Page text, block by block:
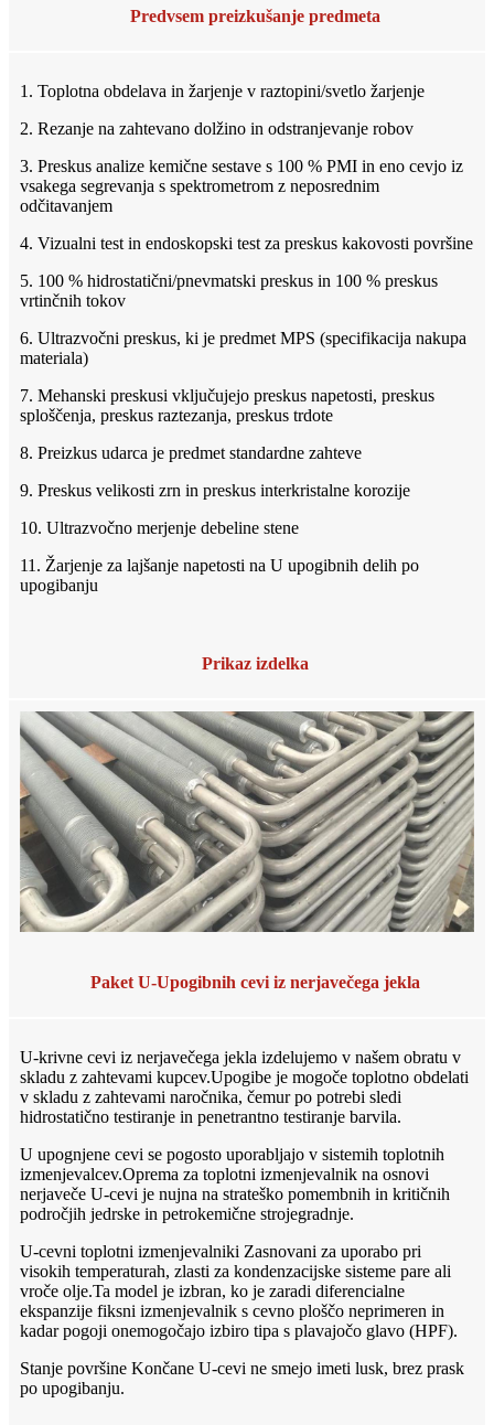
Predvsem preizkušanje predmeta
1. Toplotna obdelava in žarjenje v raztopini/svetlo žarjenje
2. Rezanje na zahtevano dolžino in odstranjevanje robov
3. Preskus analize kemične sestave s 100 % PMI in eno cevjo iz
vsakega segrevanja s spektrometrom z neposrednim
odčitavanjem
4. Vizualni test in endoskopski test za preskus kakovosti površine
5. 100 % hidrostatični/pnevmatski preskus in 100 % preskus
vrtinčnih tokov
6. Ultrazvočni preskus, ki je predmet MPS (specifikacija nakupa
materiala)
7. Mehanski preskusi vključujejo preskus napetosti, preskus
sploščenja, preskus raztezanja, preskus trdote
8. Preizkus udarca je predmet standardne zahteve
9. Preskus velikosti zrn in preskus interkristalne korozije
10. Ultrazvočno merjenje debeline stene
11. Žarjenje za lajšanje napetosti na U upogibnih delih po
upogibanju
Prikaz izdelka
Paket U-Upogibnih cevi iz nerjavečega jekla
U-krivne cevi iz nerjavečega jekla izdelujemo v našem obratu v
skladu z zahtevami kupcev.Upogibe je mogoče toplotno obdelati
v skladu z zahtevami naročnika, čemur po potrebi sledi
hidrostatično testiranje in penetrantno testiranje barvila.
U upognjene cevi se pogosto uporabljajo v sistemih toplotnih
izmenjevalcev.Oprema za toplotni izmenjevalnik na osnovi
nerjaveče U-cevi je nujna na strateško pomembnih in kritičnih
področjih jedrske in petrokemične strojegradnje.
U-cevni toplotni izmenjevalniki Zasnovani za uporabo pri
visokih temperaturah, zlasti za kondenzacijske sisteme pare ali
vroče olje.Ta model je izbran, ko je zaradi diferencialne
ekspanzije fiksni izmenjevalnik s cevno ploščo neprimeren in
kadar pogoji onemogočajo izbiro tipa s plavajočo glavo (HPF).
Stanje površine Končane U-cevi ne smejo imeti lusk, brez prask
po upogibanju.